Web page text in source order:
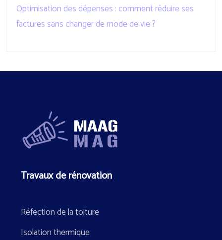
Optimisation des dépenses : comment réduire ses
factures sans changer de mode de vie ?
Travaux de rénovation
Réfection de la toiture
Isolation thermique